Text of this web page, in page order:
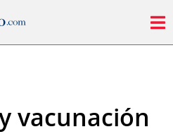
vacunación